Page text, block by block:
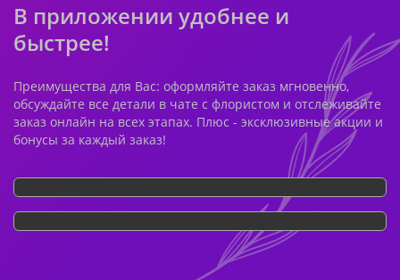
В приложении удобнее и
быстрее!
Преимущества для Вас: оформляйте заказ мгновенно,
обсуждайте все детали в чате с флористом и отслеживайте
заказ онлайн на всех этапах. Плюс - эксклюзивные акции и
бонусы за каждый заказ!